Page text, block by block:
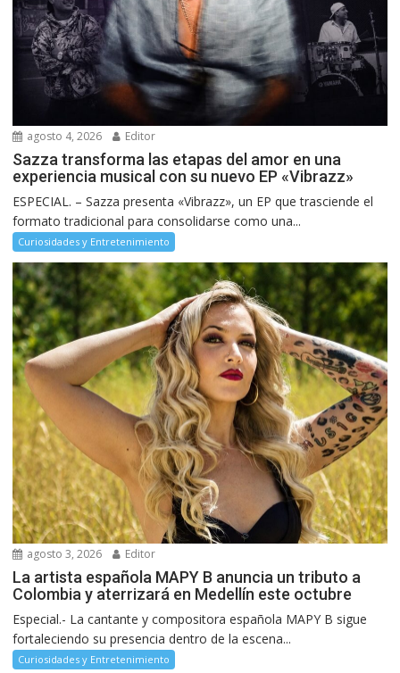
agosto 4, 2026 Editor
Sazza transforma las etapas del amor en una
experiencia musical con su nuevo EP «Vibrazz»
ESPECIAL. – Sazza presenta «Vibrazz», un EP que trasciende el
formato tradicional para consolidarse como una...
Curiosidades y Entretenimiento
agosto 3, 2026 Editor
La artista española MAPY B anuncia un tributo a
Colombia y aterrizará en Medellín este octubre
Especial.- La cantante y compositora española MAPY B sigue
fortaleciendo su presencia dentro de la escena...
Curiosidades y Entretenimiento